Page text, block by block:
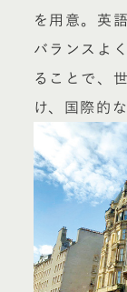
を用意。英
バランスよ
ることで、
け、国際的